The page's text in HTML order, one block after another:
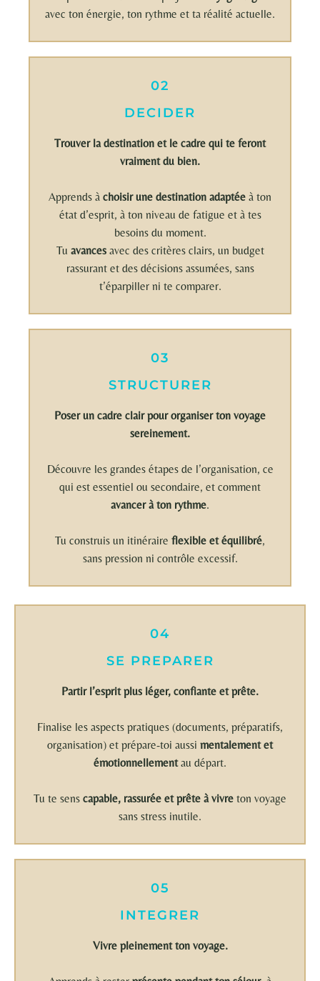
avec ton énergie, ton rythme et ta réalité actuelle.
02
DECIDER
Trouver la destination et le cadre qui te feront
vraiment du bien.
Apprends à choisir une destination adaptée à ton
état d’esprit, à ton niveau de fatigue et à tes
besoins du moment.
Tu avances avec des critères clairs, un budget
rassurant et des décisions assumées, sans
t’éparpiller ni te comparer.
03
STRUCTURER
Poser un cadre clair pour organiser ton voyage
sereinement.
Découvre les grandes étapes de l’organisation, ce
qui est essentiel ou secondaire, et comment
avancer à ton rythme.
Tu construis un itinéraire flexible et équilibré,
sans pression ni contrôle excessif.
04
SE PREPARER
Partir l’esprit plus léger, confiante et prête.
Finalise les aspects pratiques (documents, préparatifs,
organisation) et prépare-toi aussi mentalement et
émotionnellementau départ.
Tu te sens capable, rassurée et prête à vivre ton voyage
sans stress inutile.
05
INTEGRER
Vivre pleinement ton voyage.